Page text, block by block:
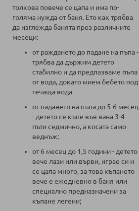
толкова повече се цапа и има по-
голяма нужда от баня. Ето как трябва
да изглежда банята през различните
месеци:
от раждането до падане на пъпа -
трябва да държим детето
стабилно и да предпазваме пъпа
от вода, докато мием бебето под
течаща вода
от падането на пъпа до 5-6 месец
- детето се къпе във вана 3-4
пъти седмично, а косата само
веднъж;
от 6 месец до 1,5 години - детето
вече лази или върви, играе си и
се цапа много, за това къпането
вече е ежедневно в баня или
специално предназначени за
къпане легени;